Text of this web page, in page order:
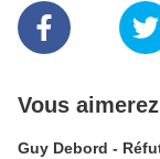
Vous
Guy Debord -